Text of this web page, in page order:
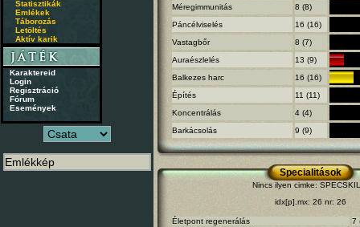
Statisztikák
Emlékek
Táborozás
Letöltés
Aktív karik
Karaktereid
Login
Regisztráció
Fórum
Események
Méregimmunitás
8 (8)
Páncélviselés
16 (16)
Vastagbőr
8 (7)
Auraészlelés
13 (9)
Balkezes harc
16 (16)
Építés
11 (11)
Koncentrálás
4 (4)
Barkácsolás
9 (9)
Specialitások
Nincs ilyen cimke:
idx[p].mx: 26 nr: 26
Életpont regenerálás
7